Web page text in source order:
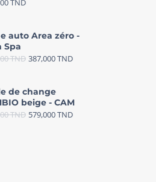
TND
auto Area zéro -
Spa
TND 387,000TND
de change
beige - CAM
TND 579,000TND